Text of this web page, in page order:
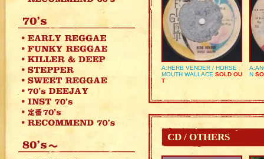
A:HERB VENDER / HORSE
MOUTH WALLACE SOLD OU
T
N
CD / OTHERS